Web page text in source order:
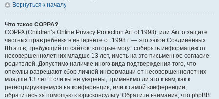
Вернуться к началу
Что такое COPPA?
COPPA (Children’s Online Privacy Protection Act of 1998), или Акт о защите
частных прав ребёнка в интернете от 1998 г. — это закон Соединённых
Штатов, требующий от сайтов, которые могут собирать информацию от
несовершеннолетних младше 13 лет, иметь на это письменное согласие
родителей. Допустимо наличие иного вида подтверждения того, что
опекуны разрешают сбор личной информации от несовершеннолетних
младше 13 лет. Если вы не уверены, применимо ли это к вам, как к
регистрирующемуся на конференции, или к самой конференции,
обратитесь за помощью к юрисконсульту. Обратите внимание, что phpBB